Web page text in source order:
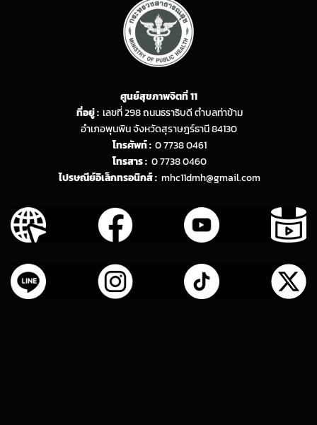
ศูนย์สุขภาพจิตที่ 11
ที่อยู่ : เลขที่ 298 ถนนธราธิบดี ตำบลท่าข้าม
อำเภอพุนพิน จังหวัดสุราษฎร์ธานี 84130
โทรศัพท์ : 0 7738 0461
โทรสาร : 0 7738 0460
ไปรษณีย์อิเล็กทรอนิกส์ : mhc11dmh@gmail.com